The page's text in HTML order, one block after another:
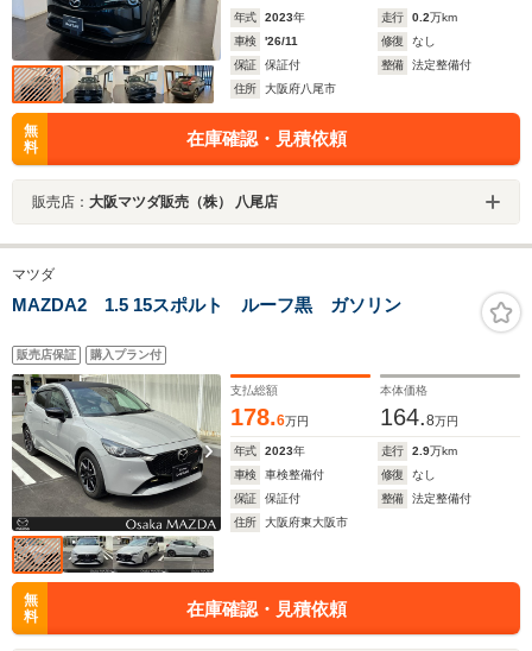
年式 2023年 走行 0.2万km
車検
'26/11 修復
なし
保証
保証付 整備
法定整備付
住所
大阪府八尾市
無
料
在庫確認・見積依頼
販売店： 大阪マツダ販売（株） 八尾店
マツダ
MAZDA2 1.5 15スポルト ルーフ黒 ガソリン
販売店保証 購入プラン付
支払総額
178.6万円
本体価格
164.8万円
年式 2023年 走行 2.9万km
車検
車検整備付 修復
なし
保証
保証付 整備
法定整備付
住所
大阪府東大阪市
無
料
在庫確認・見積依頼